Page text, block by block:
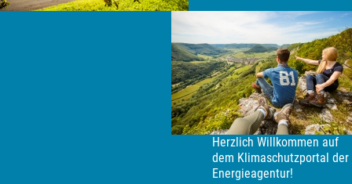
Herzlich Willkommen auf
dem Klimaschutzportal der
Energieagentur!